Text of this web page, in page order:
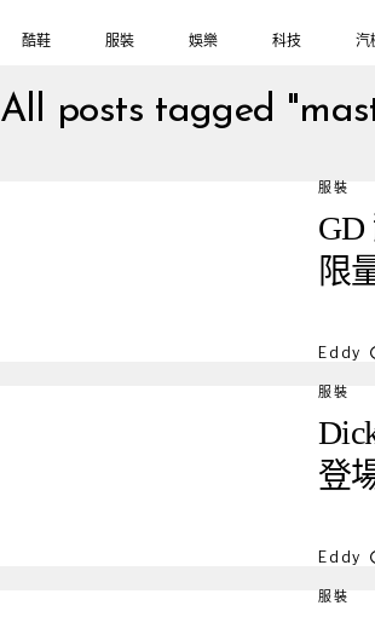
酷鞋 服裝 娛樂 科技 汽
All posts tagged
服裝
GD
限
Eddy
服裝
登
Eddy
服裝